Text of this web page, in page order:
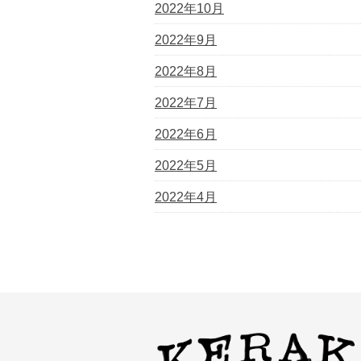
2022年10月
2022年9月
2022年8月
2022年7月
2022年6月
2022年5月
2022年4月